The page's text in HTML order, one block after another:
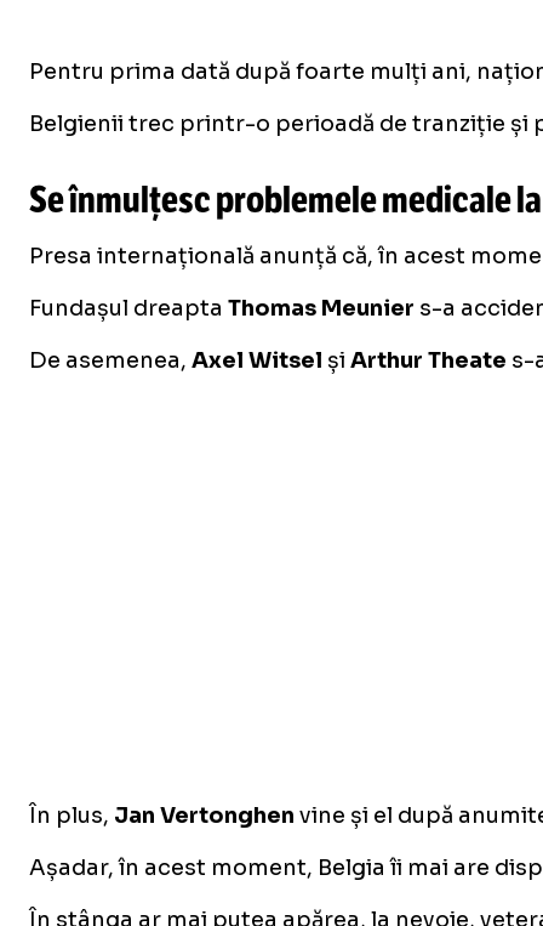
Pentru prima dată după foarte mulți ani,
Belgienii trec printr-o perioadă de tranziție și
Se înmulțesc problemele medicale
Presa internațională anunță că, în acest
Fundașul dreapta Thomas Meunier s-a
De asemenea, Axel Witsel și Arthur Theate s-
În plus, Jan Vertonghen vine și el după
Așadar, în acest moment, Belgia îi mai are
În stânga ar mai putea apărea, la nevoie,